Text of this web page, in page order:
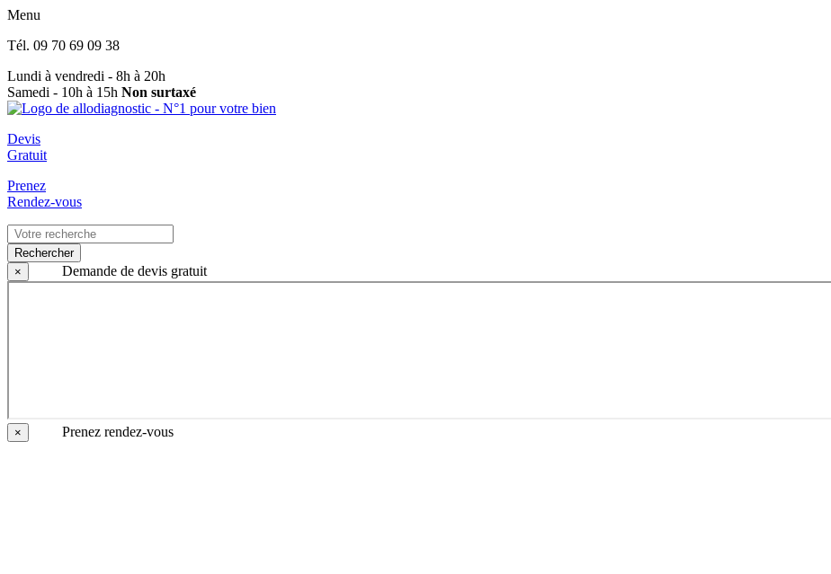
Menu
Tél. 09 70 69 09 38
Lundi à vendredi - 8h à 20h
Samedi - 10h à 15h Non surtaxé
Devis
Gratuit
Prenez
Rendez-vous
Rechercher
×
Demande de devis gratuit
× Prenez rendez-vous